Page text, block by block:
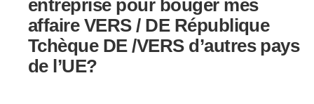
entreprise pour bouger mes
affaire VERS / DE République
Tchèque DE /VERS d’autres pays
de l’UE?